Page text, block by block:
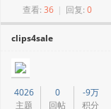
>
查看: 36 | 回复: 0
clips4sale
4026
主题
0
回帖
-9万
积分